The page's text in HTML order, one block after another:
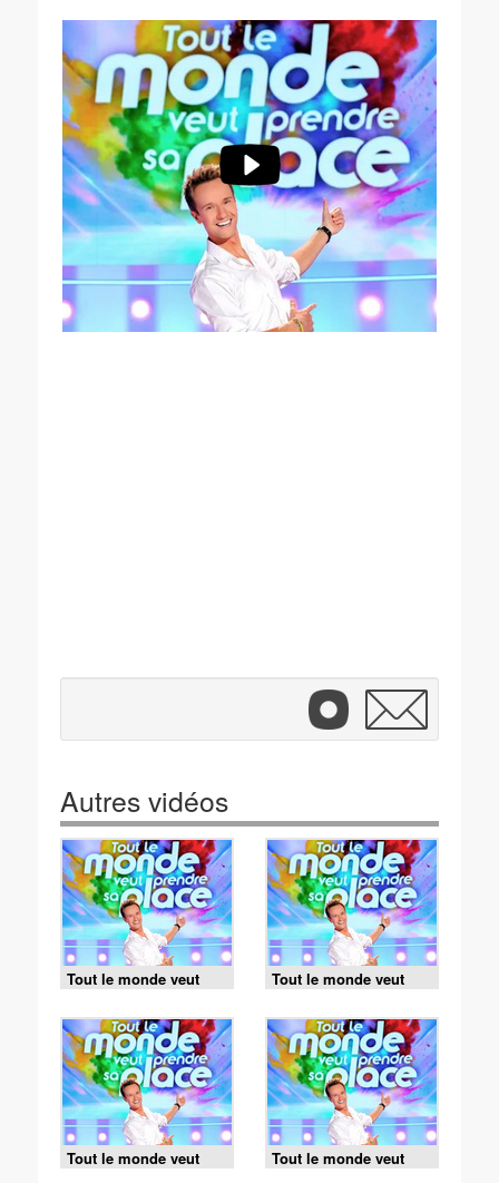
Autres vidéos
Tout le monde veut
prendre sa place -
07/08/2026
Tout le monde veut
prendre sa place -
06/08/2026
Tout le monde veut
prendre sa place -
Tout le monde veut
prendre sa place -